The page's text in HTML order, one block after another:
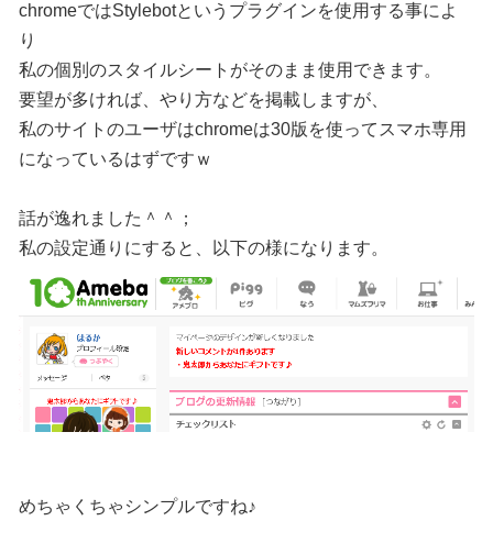
chromeではStylebotというプラグインを使用する事によ
り
私の個別のスタイルシートがそのまま使用できます。
要望が多ければ、やり方などを掲載しますが、
私のサイトのユーザはchromeは30版を使ってスマホ専用
になっているはずですｗ
話が逸れました＾＾；
私の設定通りにすると、以下の様になります。
めちゃくちゃシンプルですね♪